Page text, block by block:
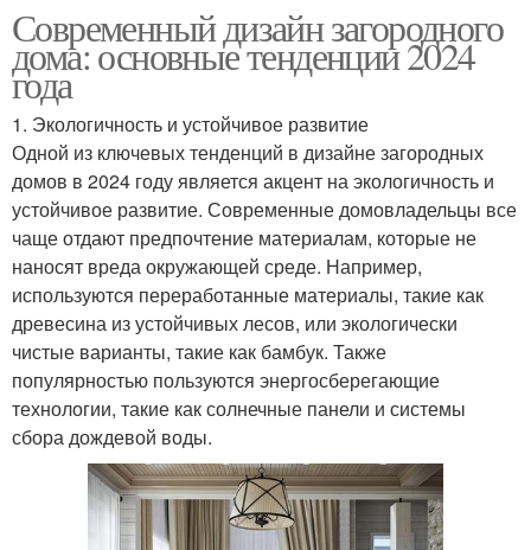
Современный дизайн загородного
дома: основные тенденции 2024
года
1. Экологичность и устойчивое развитие
Одной из ключевых тенденций в дизайне загородных
домов в 2024 году является акцент на экологичность и
устойчивое развитие. Современные домовладельцы все
чаще отдают предпочтение материалам, которые не
наносят вреда окружающей среде. Например,
используются переработанные материалы, такие как
древесина из устойчивых лесов, или экологически
чистые варианты, такие как бамбук. Также
популярностью пользуются энергосберегающие
технологии, такие как солнечные панели и системы
сбора дождевой воды.